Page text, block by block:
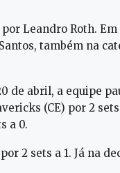
Leandro Roth.
também na
de abril, a equipe
(CE) por 2 sets
a 0.
2 sets a 1. Já na